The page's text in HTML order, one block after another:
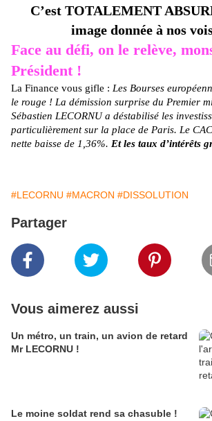
C’est TOTALEMENT
image donnée à nos
Face au défi, on le relève,
Président !
La Finance vous gifle : Les Bourses
le rouge ! La démission surprise du Premier
Sébastien LECORNU a déstabilisé les
particulièrement sur la place de Paris. Le
nette baisse de 1,36%. Et les taux d’intérêts
#LECORNU #MACRON #DISSOLUTION
Partager
Vous aimerez aussi
Un métro, un train, un avion de retard
Mr LECORNU !
Le moine soldat rend sa chasuble !